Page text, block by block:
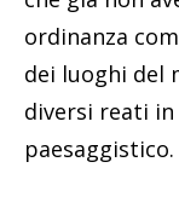
ordinanza
dei luoghi del
diversi reati
paesaggistico.